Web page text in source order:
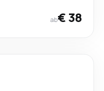
ab€ 38